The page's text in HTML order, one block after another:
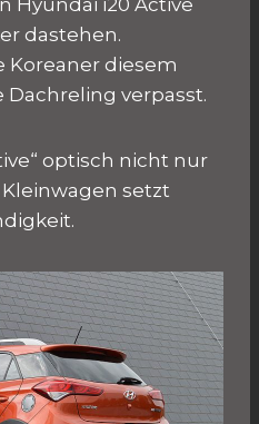
Hyundai i20 Active
dastehen.
Koreaner diesem
verpasst.
optisch nicht nur
setzt